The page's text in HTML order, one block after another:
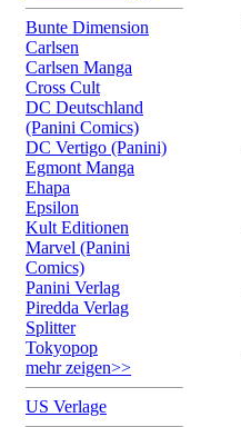
Bunte Dimension
Carlsen
Carlsen Manga
Cross Cult
DC Deutschland
(Panini Comics)
DC Vertigo (Panini)
Egmont Manga
Ehapa
Epsilon
Kult Editionen
Marvel (Panini
Comics)
Panini Verlag
Piredda Verlag
Splitter
Tokyopop
mehr zeigen>>
US Verlage